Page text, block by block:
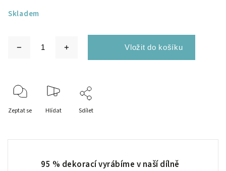
Skladem
Zeptat se Hlídat Sdílet
95 % dekorací vyrábíme v naší dílně